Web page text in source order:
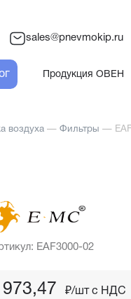
sales@pnevmokip.ru
Продукция ОВЕН
воздуха — Фильтры —
EAF3000-02
973,47 ₽/шт c НДС